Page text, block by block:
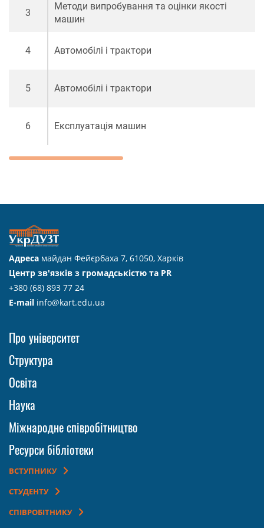
3
Методи випробування та оцінки якості
машин
4 Автомобілі і трактори
5 Автомобілі і трактори
6 Експлуатація машин
Адреса майдан Фейєрбаха 7, 61050, Харків
Центр зв'язків з громадськістю та PR
+380 (68) 893 77 24
E-mail info@kart.edu.ua
Про університет
Структура
Освіта
Наука
Міжнародне співробітництво
Ресурси бібліотеки
ВСТУПНИКУ
СТУДЕНТУ
СПІВРОБІТНИКУ